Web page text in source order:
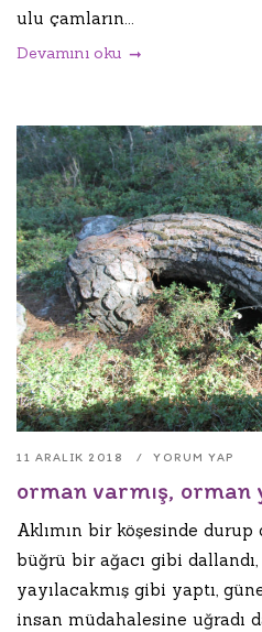
ulu çamların...
Devamını oku
11 ARALIK 2018 YORUM YAP
orman varmış, orman
Aklımın bir köşesinde durup
büğrü bir ağacı gibi
yayılacakmış gibi yaptı,
insan müdahalesine uğradı